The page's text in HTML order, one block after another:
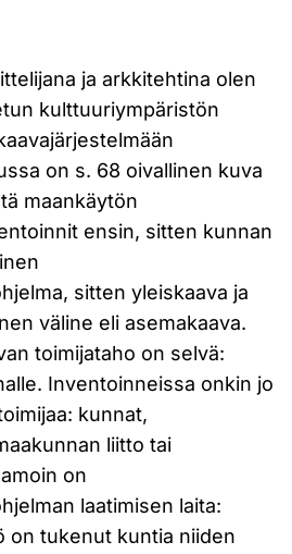
ja arkkitehtina olen
kulttuuriympäristön
on s. 68 oivallinen kuva
maankäytön
ensin, sitten kunnan
sitten yleiskaava ja
väline eli asemakaava.
toimijataho on selvä:
Inventoinneissa onkin jo
kunnat,
liitto tai
on
laatimisen laita:
on tukenut kuntia niiden